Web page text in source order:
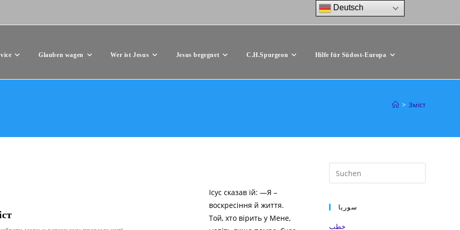
Glauben wagen Wer ist Jesus Jesus begegnet C.H.Spurgeon Hilfe für Südost-Europa
> Зміст
Ісус сказав їй: ―Я –
воскресіння й життя.
Той, хто вірить у Мене,
Escape
سوريا
خطب
Deutsch